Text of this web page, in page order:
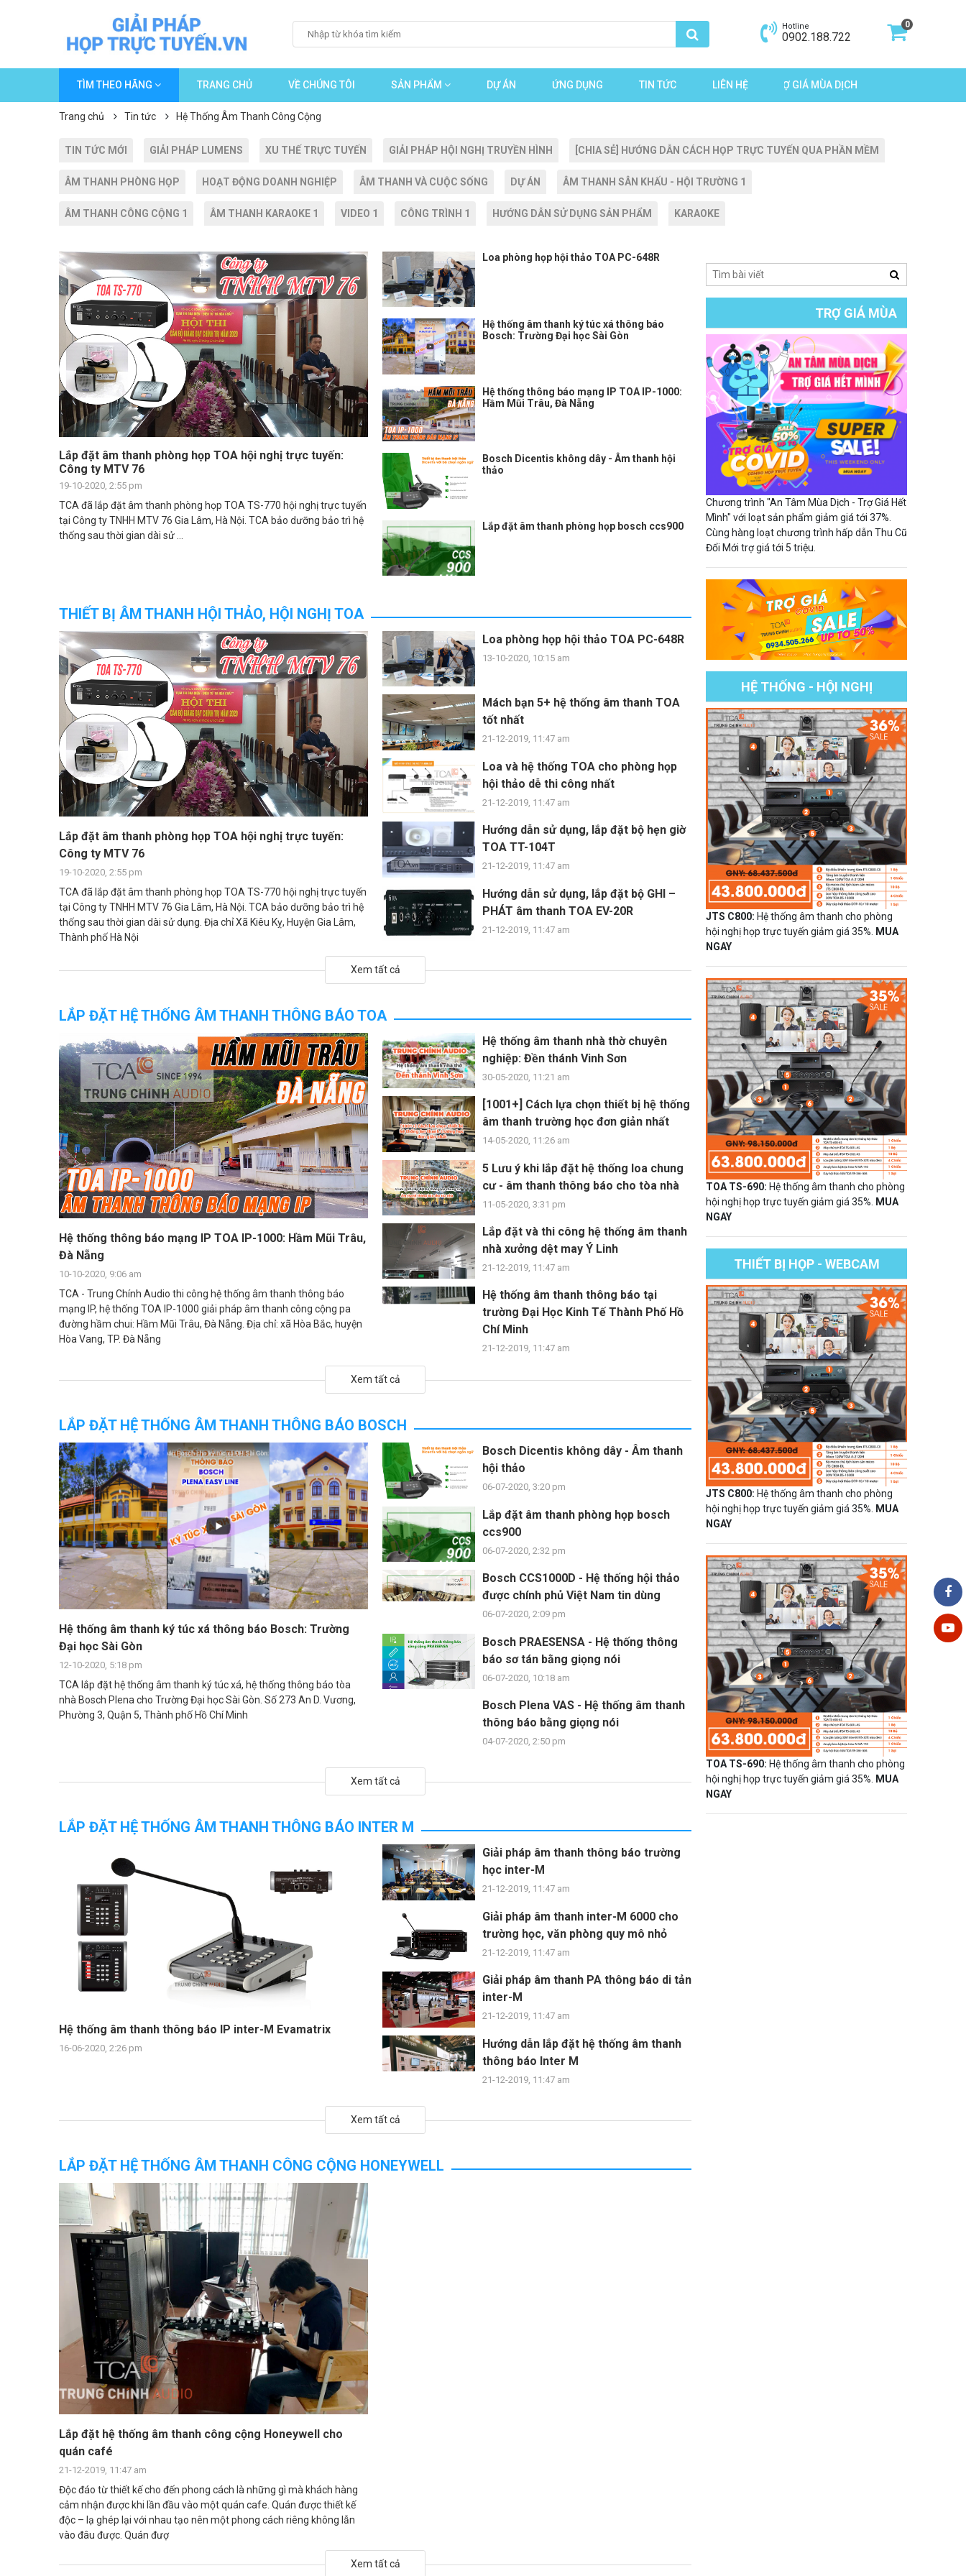
Hotline
0902.188.722
0
TÌM THEO HÃNG TRANG CHỦ VỀ CHÚNG TÔI SẢN PHẨM DỰ ÁN ỨNG DỤNG TIN TỨC LIÊN HỆ
Trang chủ Tin tức Hệ Thống Âm Thanh Công Cộng
TIN TỨC MỚI GIẢI PHÁP LUMENS XU THẾ TRỰC TUYẾN GIẢI PHÁP HỘI NGHỊ TRUYỀN HÌNH [CHIA SẺ] HƯỚNG DẪN CÁCH HỌP TRỰC TUYẾN QUA PHẦN MỀM
ÂM THANH PHÒNG HỌP HOẠT ĐỘNG DOANH NGHIỆP ÂM THANH VÀ CUỘC SỐNG DỰ ÁN ÂM THANH SÂN KHẤU - HỘI TRƯỜNG 1
ÂM THANH CÔNG CỘNG 1 ÂM THANH KARAOKE 1 VIDEO 1 CÔNG TRÌNH 1 HƯỚNG DẪN SỬ DỤNG SẢN PHẨM KARAOKE
Lắp đặt âm thanh phòng họp TOA hội nghị trực tuyến:
Công ty MTV 76
19-10-2020, 2:55 pm
TCA đã lắp đặt âm thanh phòng họp TOA TS-770 hội nghị trực tuyến
tại Công ty TNHH MTV 76 Gia Lâm, Hà Nội. TCA bảo dưỡng bảo trì hệ
thống sau thời gian dài sử ...
Loa phòng họp hội thảo TOA PC-648R
Hệ thống âm thanh ký túc xá thông báo
Bosch: Trường Đại học Sài Gòn
Hệ thống thông báo mạng IP TOA IP-1000:
Hầm Mũi Trâu, Đà Nẵng
Bosch Dicentis không dây - Âm thanh hội
thảo
Lắp đặt âm thanh phòng họp bosch ccs900
THIẾT BỊ ÂM THANH HỘI THẢO, HỘI NGHỊ TOA
Lắp đặt âm thanh phòng họp TOA hội nghị trực tuyến:
Công ty MTV 76
19-10-2020, 2:55 pm
TCA đã lắp đặt âm thanh phòng họp TOA TS-770 hội nghị trực tuyến
tại Công ty TNHH MTV 76 Gia Lâm, Hà Nội. TCA bảo dưỡng bảo trì hệ
thống sau thời gian dài sử dụng. Địa chỉ Xã Kiêu Kỵ, Huyện Gia Lâm,
Thành phố Hà Nội
Loa phòng họp hội thảo TOA PC-648R
13-10-2020, 10:15 am
Mách bạn 5+ hệ thống âm thanh TOA
tốt nhất
21-12-2019, 11:47 am
Loa và hệ thống TOA cho phòng họp
hội thảo dễ thi công nhất
21-12-2019, 11:47 am
Hướng dẫn sử dụng, lắp đặt bộ hẹn giờ
TOA TT-104T
21-12-2019, 11:47 am
Hướng dẫn sử dụng, lắp đặt bộ GHI –
PHÁT âm thanh TOA EV-20R
21-12-2019, 11:47 am
Xem tất cả
LẮP ĐẶT HỆ THỐNG ÂM THANH THÔNG BÁO TOA
Hệ thống thông báo mạng IP TOA IP-1000: Hầm Mũi Trâu,
Đà Nẵng
10-10-2020, 9:06 am
TCA - Trung Chính Audio thi công hệ thống âm thanh thông báo
mạng IP, hệ thống TOA IP-1000 giải pháp âm thanh công cộng pa
đường hầm chui: Hầm Mũi Trâu, Đà Nẵng. Địa chỉ: xã Hòa Bắc, huyện
Hòa Vang, TP. Đà Nẵng
Hệ thống âm thanh nhà thờ chuyên
nghiệp: Đền thánh Vinh Sơn
30-05-2020, 11:21 am
[1001+] Cách lựa chọn thiết bị hệ thống
âm thanh trường học đơn giản nhất
14-05-2020, 11:26 am
5 Lưu ý khi lắp đặt hệ thống loa chung
cư - âm thanh thông báo cho tòa nhà
11-05-2020, 3:31 pm
Lắp đặt và thi công hệ thống âm thanh
nhà xưởng dệt may Ý Linh
21-12-2019, 11:47 am
Hệ thống âm thanh thông báo tại
trường Đại Học Kinh Tế Thành Phố Hồ
Chí Minh
21-12-2019, 11:47 am
Xem tất cả
LẮP ĐẶT HỆ THỐNG ÂM THANH THÔNG BÁO BOSCH
Hệ thống âm thanh ký túc xá thông báo Bosch: Trường
Đại học Sài Gòn
12-10-2020, 5:18 pm
TCA lắp đặt hệ thống âm thanh ký túc xá, hệ thống thông báo tòa
nhà Bosch Plena cho Trường Đại học Sài Gòn. Số 273 An D. Vương,
Phường 3, Quận 5, Thành phố Hồ Chí Minh
Bosch Dicentis không dây - Âm thanh
hội thảo
06-07-2020, 3:20 pm
Lắp đặt âm thanh phòng họp bosch
ccs900
06-07-2020, 2:32 pm
Bosch CCS1000D - Hệ thống hội thảo
được chính phủ Việt Nam tin dùng
06-07-2020, 2:09 pm
Bosch PRAESENSA - Hệ thống thông
báo sơ tán bằng giọng nói
06-07-2020, 10:18 am
Bosch Plena VAS - Hệ thống âm thanh
thông báo bằng giọng nói
04-07-2020, 2:50 pm
Xem tất cả
LẮP ĐẶT HỆ THỐNG ÂM THANH THÔNG BÁO INTER M
Hệ thống âm thanh thông báo IP inter-M Evamatrix
16-06-2020, 2:26 pm
Giải pháp âm thanh thông báo trường
học inter-M
21-12-2019, 11:47 am
Giải pháp âm thanh inter-M 6000 cho
trường học, văn phòng quy mô nhỏ
21-12-2019, 11:47 am
Giải pháp âm thanh PA thông báo di tản
inter-M
21-12-2019, 11:47 am
Hướng dẫn lắp đặt hệ thống âm thanh
thông báo Inter M
21-12-2019, 11:47 am
Xem tất cả
LẮP ĐẶT HỆ THỐNG ÂM THANH CÔNG CỘNG HONEYWELL
Lắp đặt hệ thống âm thanh công cộng Honeywell cho
quán café
21-12-2019, 11:47 am
Độc đáo từ thiết kế cho đến phong cách là những gì mà khách hàng
cảm nhận được khi lần đầu vào một quán cafe. Quán được thiết kế
độc – lạ ghép lại với nhau tạo nên một phong cách riêng không lẫn
vào đâu được. Quán đượ
Xem tất cả
TRỢ GIÁ MÙA DỊCH
Chương trình "An Tâm Mùa Dịch - Trợ Giá Hết
Mình" với loạt sản phẩm giảm giá tới 37%.
Cùng hàng loạt chương trình hấp dẫn Thu Cũ
Đổi Mới trợ giá tới 5 triệu.
HỆ THỐNG - HỘI NGHỊ
JTS C800: Hệ thống âm thanh cho phòng
hội nghị họp trực tuyến giảm giá 35%.
MUA
NGAY
TOA TS-690: Hệ thống âm thanh cho phòng
hội nghị họp trực tuyến giảm giá 35%.
MUA
NGAY
THIẾT BỊ HỌP - WEBCAM
JTS C800: Hệ thống âm thanh cho phòng
hội nghị họp trực tuyến giảm giá 35%.
MUA
NGAY
TOA TS-690: Hệ thống âm thanh cho phòng
hội nghị họp trực tuyến giảm giá 35%.
MUA
NGAY